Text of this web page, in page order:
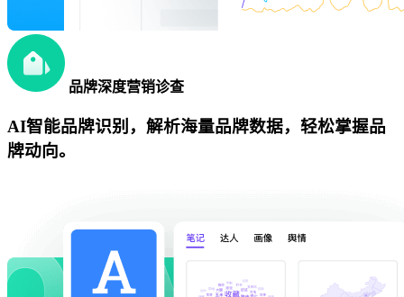
品牌深度营销诊查
AI智能品牌识别，解析海量品牌数据，轻松掌握品
牌动向。